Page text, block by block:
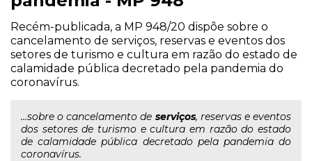
Recém-publicada, a MP 948/20 dispõe sobre o
cancelamento de serviços, reservas e eventos dos
setores de turismo e cultura em razão do estado de
calamidade pública decretado pela pandemia do
coronavírus.
...sobre o cancelamento de serviços, reservas e eventos
dos setores de turismo e cultura em razão do estado
de calamidade pública decretado pela pandemia do
coronavírus.